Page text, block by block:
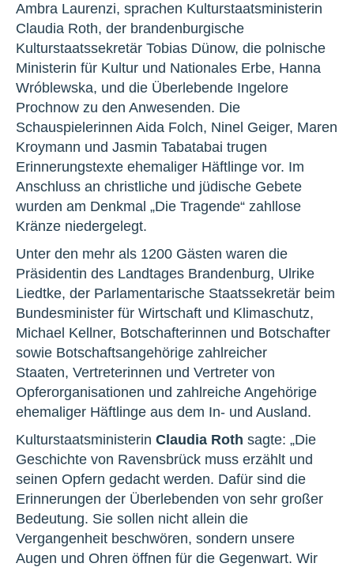
Ambra Laurenzi, sprachen Kulturstaatsministerin
Claudia Roth, der brandenburgische
Kulturstaatssekretär Tobias Dünow, die polnische
Ministerin für Kultur und Nationales Erbe, Hanna
Wróblewska, und die Überlebende Ingelore
Prochnow zu den Anwesenden. Die
Schauspielerinnen Aida Folch, Ninel Geiger, Maren
Kroymann und Jasmin Tabatabai trugen
Erinnerungstexte ehemaliger Häftlinge vor. Im
Anschluss an christliche und jüdische Gebete
wurden am Denkmal „Die Tragende“ zahllose
Kränze niedergelegt.
Unter den mehr als 1200 Gästen waren die
Präsidentin des Landtages Brandenburg, Ulrike
Liedtke, der Parlamentarische Staatssekretär beim
Bundesminister für Wirtschaft und Klimaschutz,
Michael Kellner, Botschafterinnen und Botschafter
sowie Botschaftsangehörige zahlreicher
Staaten, Vertreterinnen und Vertreter von
Opferorganisationen und zahlreiche Angehörige
ehemaliger Häftlinge aus dem In- und Ausland.
Kulturstaatsministerin Claudia Roth sagte: „Die
Geschichte von Ravensbrück muss erzählt und
seinen Opfern gedacht werden. Dafür sind die
Erinnerungen der Überlebenden von sehr großer
Bedeutung. Sie sollen nicht allein die
Vergangenheit beschwören, sondern unsere
Augen und Ohren öffnen für die Gegenwart. Wir